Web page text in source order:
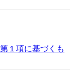
１項に基づくも